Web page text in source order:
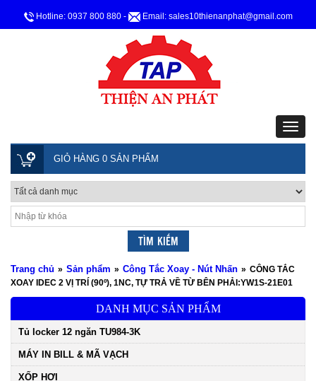
Hotline: 0937 800 880 - Email: sales10thienanphat@gmail.com
GIỎ HÀNG 0 SẢN PHẨM
Trang chủ » Sản phẩm » Công Tắc Xoay - Nút Nhấn » CÔNG TẮC
XOAY IDEC 2 VỊ TRÍ (90º), 1NC, TỰ TRẢ VỀ TỪ BÊN PHẢI:YW1S-21E01
DANH MỤC SẢN PHẨM
Tủ locker 12 ngăn TU984-3K
MÁY IN BILL & MÃ VẠCH
XỐP HƠI